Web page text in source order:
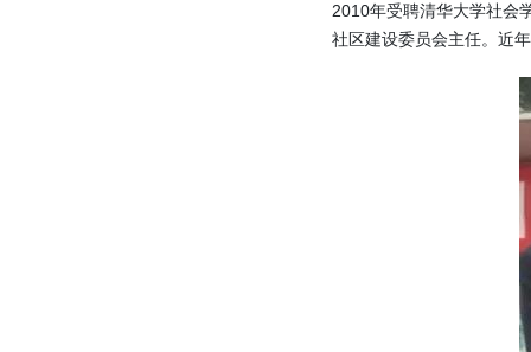
2010年受聘清华大学社会
社区建设委员会主任。近